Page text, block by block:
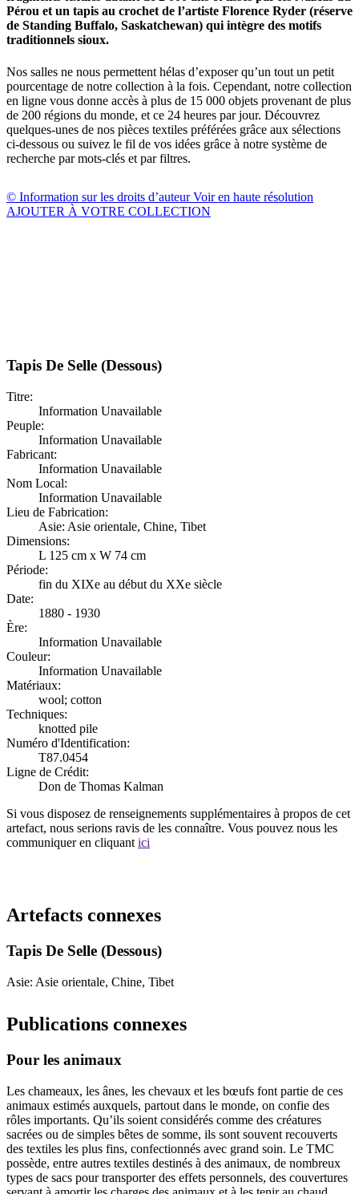
Pérou et un tapis au crochet de l’artiste Florence Ryder (réserve
de Standing Buffalo, Saskatchewan) qui intègre des motifs
traditionnels sioux.
Nos salles ne nous permettent hélas d’exposer qu’un tout un petit
pourcentage de notre collection à la fois. Cependant, notre collection
en ligne vous donne accès à plus de 15 000 objets provenant de plus
de 200 régions du monde, et ce 24 heures par jour. Découvrez
quelques-unes de nos pièces textiles préférées grâce aux sélections
ci-dessous ou suivez le fil de vos idées grâce à notre système de
recherche par mots-clés et par filtres.
© Information sur les droits d’auteurVoir en haute résolution
AJOUTER À VOTRE COLLECTION
Tapis De Selle (Dessous)
Titre:
Information Unavailable
Peuple:
Information Unavailable
Fabricant:
Information Unavailable
Nom Local:
Information Unavailable
Lieu de Fabrication:
Asie: Asie orientale, Chine, Tibet
Dimensions:
L 125 cm x W 74 cm
Période:
fin du XIXe au début du XXe siècle
Date:
1880 - 1930
Ère:
Information Unavailable
Couleur:
Information Unavailable
Matériaux:
wool; cotton
Techniques:
knotted pile
Numéro d'Identification:
T87.0454
Ligne de Crédit:
Don de Thomas Kalman
Si vous disposez de renseignements supplémentaires à propos de cet
artefact, nous serions ravis de les connaître. Vous pouvez nous les
communiquer en cliquant ici
Artefacts connexes
Tapis De Selle (Dessous)
Asie: Asie orientale, Chine, Tibet
Publications connexes
Pour les animaux
Les chameaux, les ânes, les chevaux et les bœufs font partie de ces
animaux estimés auxquels, partout dans le monde, on confie des
rôles importants. Qu’ils soient considérés comme des créatures
sacrées ou de simples bêtes de somme, ils sont souvent recouverts
des textiles les plus fins, confectionnés avec grand soin. Le TMC
possède, entre autres textiles destinés à des animaux, de nombreux
types de sacs pour transporter des effets personnels, des couvertures